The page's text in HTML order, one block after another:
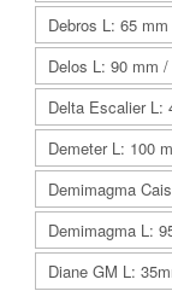
Debros L: 65
Delos L: 90 mm
Delta Escalier L:
Demeter L: 100
Demimagma
Demimagma L:
Diane GM L: